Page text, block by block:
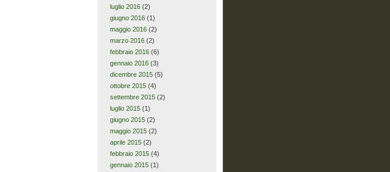
luglio 2016(2)
giugno 2016(1)
maggio 2016(2)
marzo 2016(2)
febbraio 2016(6)
gennaio 2016(3)
dicembre 2015(5)
ottobre 2015(4)
settembre 2015(2)
luglio 2015(1)
giugno 2015(2)
maggio 2015(2)
aprile 2015(2)
febbraio 2015(4)
gennaio 2015(1)